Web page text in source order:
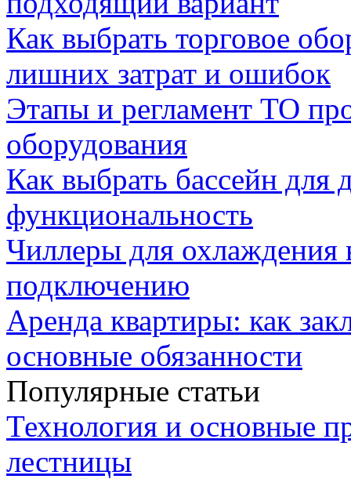
Как выбрать торговое
лишних затрат и ошибок
Этапы и регламент ТО
оборудования
Как выбрать бассейн для
функциональность
Чиллеры для охлаждения
подключению
Аренда квартиры: как
основные обязанности
Популярные статьи
Технология и основные
лестницы